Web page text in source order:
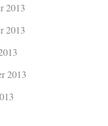
2013
2013
2013